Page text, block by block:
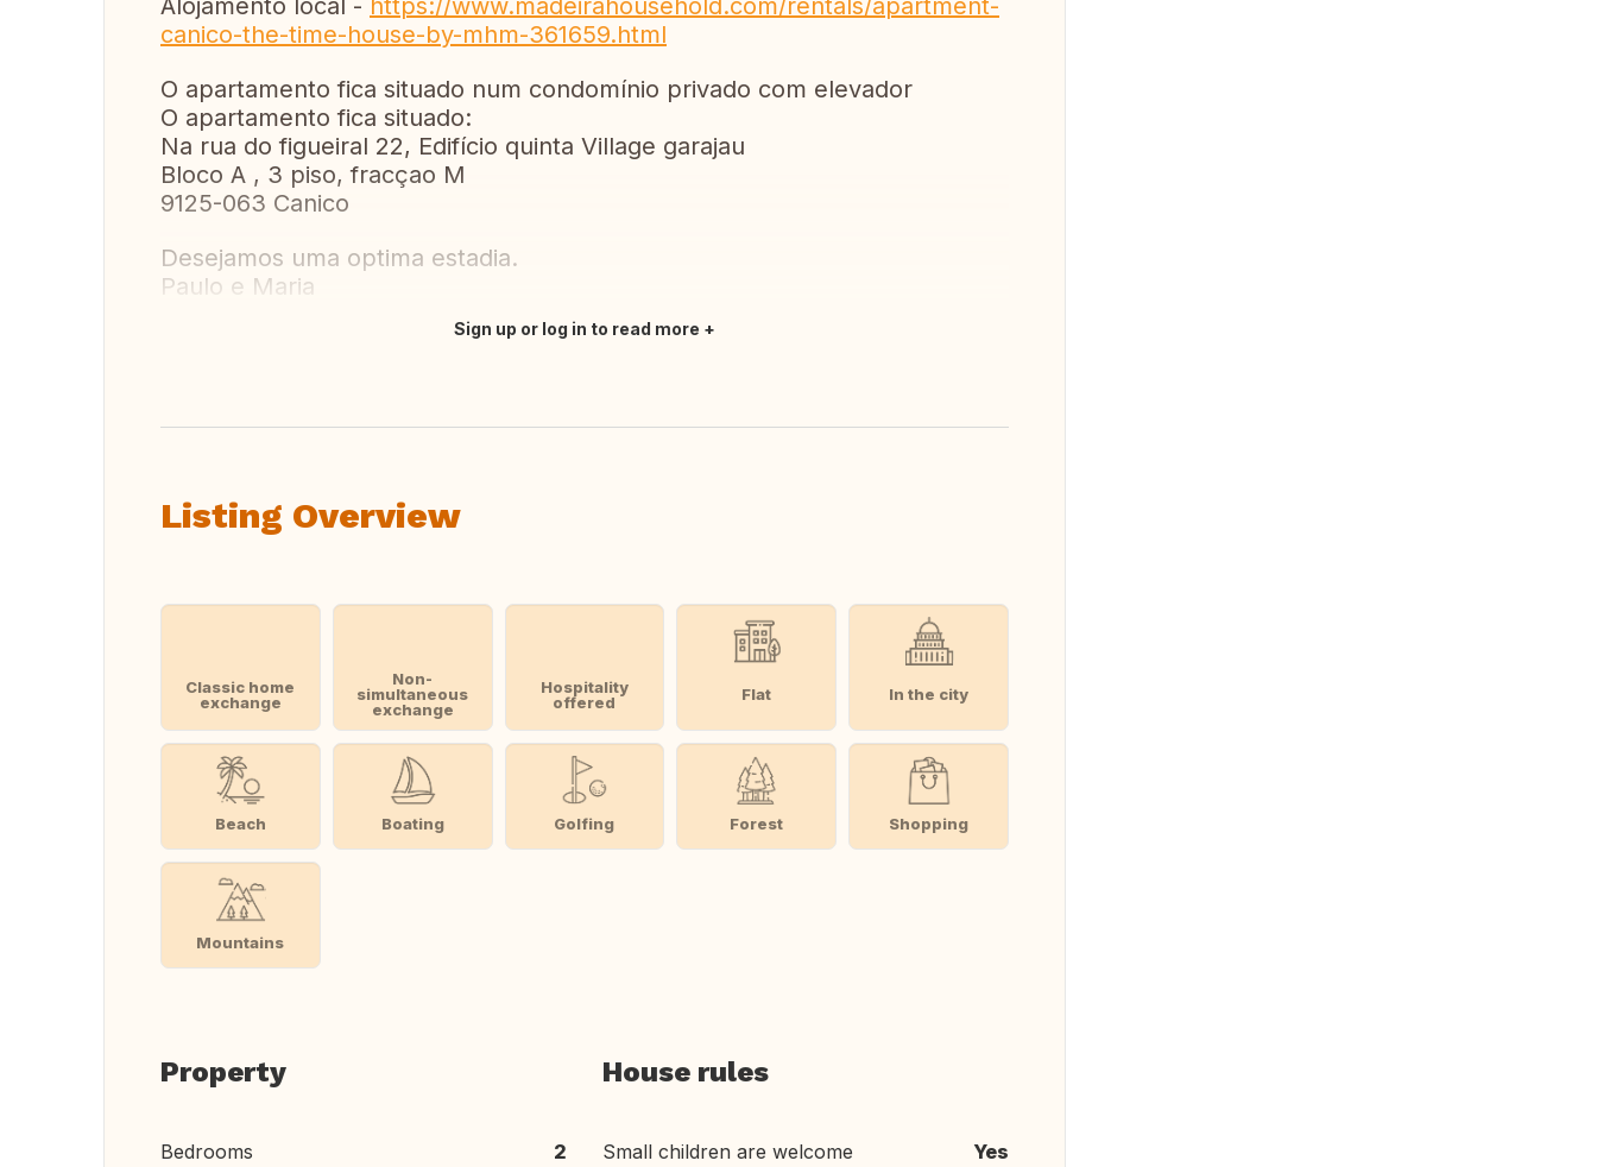
Alojamento local - https://www.madeirahousehold.com/rentals/apartment-
canico-the-time-house-by-mhm-361659.html
O apartamento fica situado num condomínio privado com elevador
O apartamento fica situado:
Na rua do figueiral 22, Edifício quinta Village garajau
Bloco A , 3 piso, fracçao M
9125-063 Canico
Desejamos uma optima estadia.
Paulo e Maria
Sign up or log in to read more
Listing Overview
Classic home
exchange
Non-
simultaneous
exchange
Hospitality
offered
Flat In the city
Beach Boating Golfing Forest Shopping
Mountains
Property
Bedrooms 2
House rules
Small children are welcome Yes